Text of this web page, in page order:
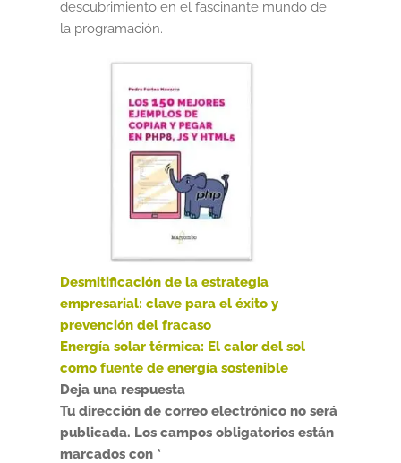
descubrimiento en el fascinante mundo de
la programación.
Navegación
de
entradas
Anterior:
Desmitificación de la estrategia
empresarial: clave para el éxito y
prevención del fracaso
Siguiente:
Energía solar térmica: El calor del sol
como fuente de energía sostenible
Deja una respuesta
Tu dirección de correo electrónico no será
publicada. Los campos obligatorios están
marcados con*